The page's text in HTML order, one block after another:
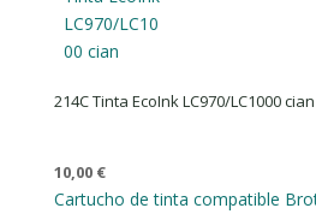
214C Tinta EcoInk LC970/LC1000 cian
10,00 €
Cartucho de tinta compatible